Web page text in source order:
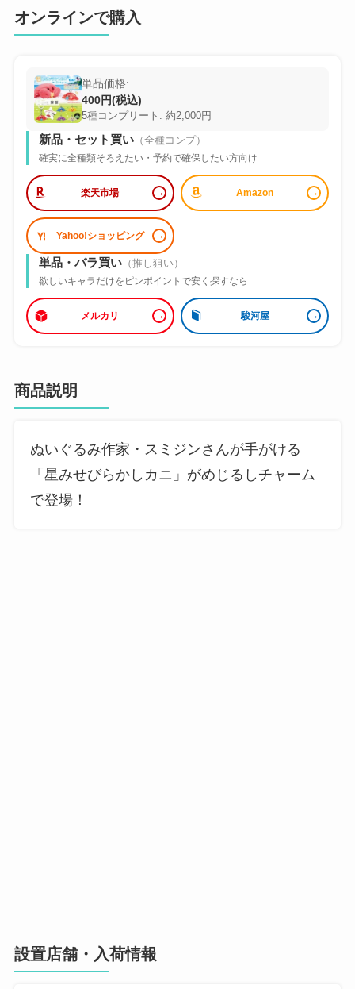
オンラインで購入
単品価格:
400円(税込)
5種コンプリート: 約2,000円
新品・セット買い（全種コンプ）
確実に全種類そろえたい・予約で確保したい方向け
楽天市場 Amazon
Yahoo!ショッピング
単品・バラ買い（推し狙い）
欲しいキャラだけをピンポイントで安く探すなら
メルカリ 駿河屋
商品説明
ぬいぐるみ作家・スミジンさんが手がける
「星みせびらかしカニ」がめじるしチャーム
で登場！
設置店舗・入荷情報